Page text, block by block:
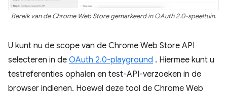
Bereik van de Chrome Web Store gemarkeerd in OAuth 2.0-speeltuin.
U kunt nu de scope van de Chrome Web Store API
selecteren in de OAuth 2.0-playground . Hiermee kunt u
testreferenties ophalen en test-API-verzoeken in de
browser indienen. Hoewel deze tool de Chrome Web